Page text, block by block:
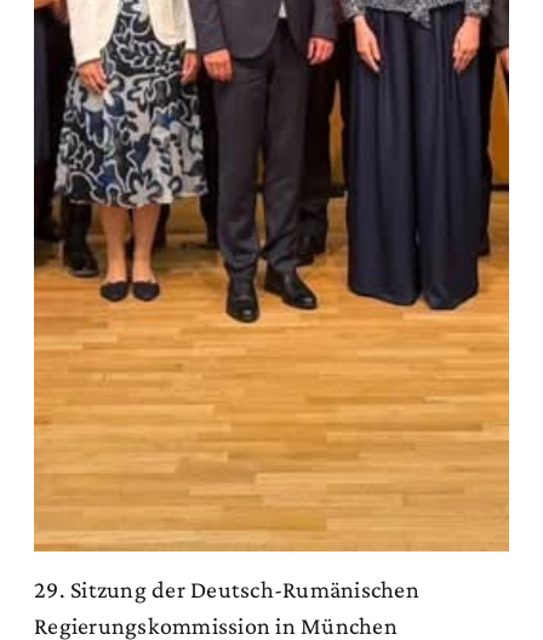
29. Sitzung der Deutsch-Rumänischen
Regierungskommission in München